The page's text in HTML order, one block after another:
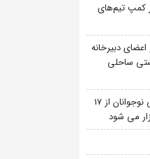
کمپ تیم‌های
دبیرخانه
ساحلی
اردوی تیم ملی کشتی ساحلی نوجوانان از 17
می شود